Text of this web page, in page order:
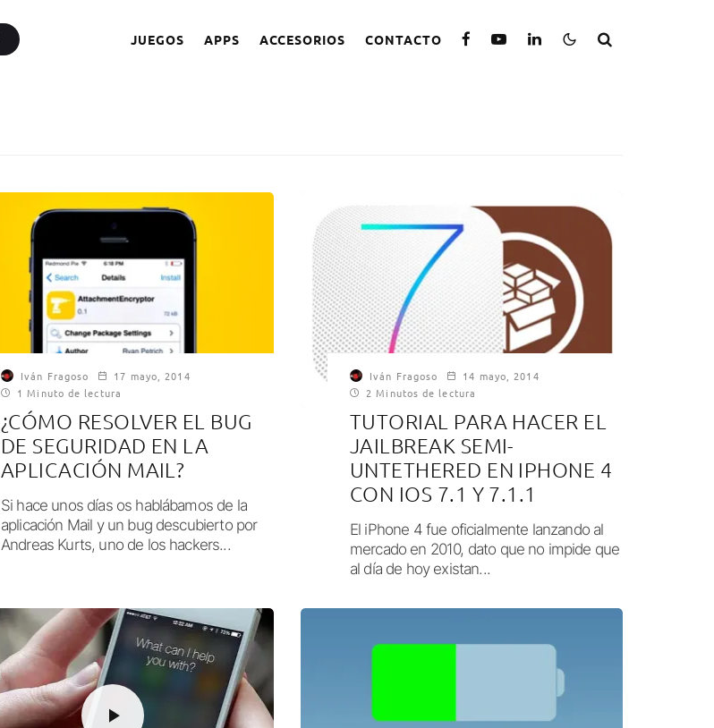
JUEGOS APPS ACCESORIOS CONTACTO
Iván Fragoso
17 mayo, 2014
1 Minuto de lectura
¿CÓMO RESOLVER EL BUG
DE SEGURIDAD EN LA
APLICACIÓN MAIL?
Si hace unos días os hablábamos de la
aplicación Mail y un bug descubierto por
Andreas Kurts, uno de los hackers...
Iván Fragoso
14 mayo, 2014
2 Minutos de lectura
TUTORIAL PARA HACER EL
JAILBREAK SEMI-
UNTETHERED EN IPHONE 4
CON IOS 7.1 Y 7.1.1
El iPhone 4 fue oficialmente lanzando al
mercado en 2010, dato que no impide que
al día de hoy existan...